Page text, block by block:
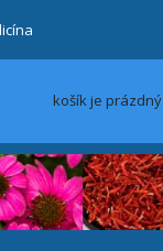
košík je prázdný